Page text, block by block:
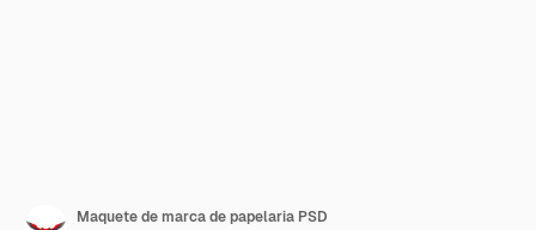
Maquete de marca de papelaria PSD